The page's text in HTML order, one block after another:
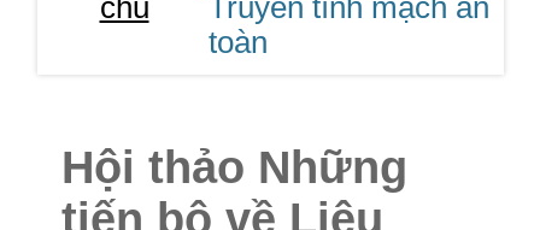
chủ
Truyền tĩnh mạch an
toàn
Hội thảo Những
tiến bộ về Liệu